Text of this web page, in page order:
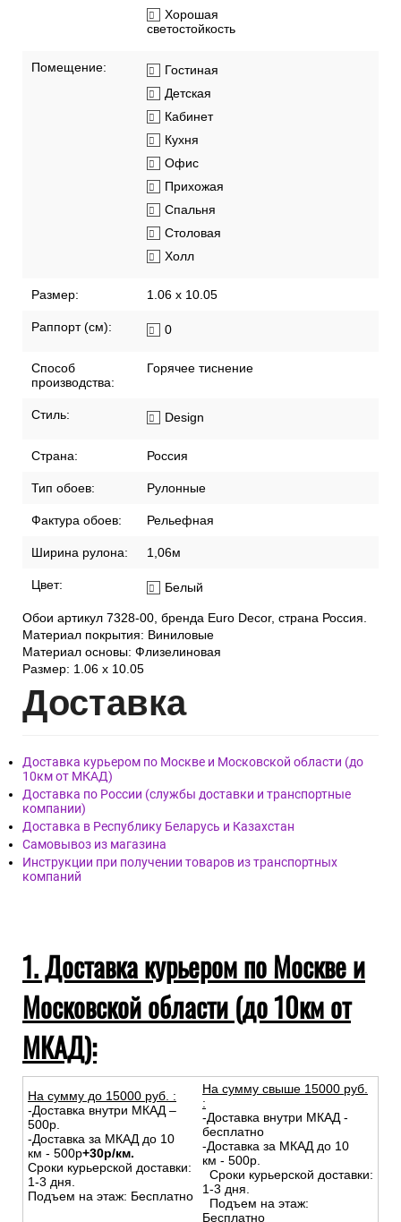
Хорошая
светостойкость
Помещение:
Гостиная
Детская
Кабинет
Кухня
Офис
Прихожая
Спальня
Столовая
Холл
Размер: 1.06 x 10.05
Раппорт (см): 0
Способ
производства:
Горячее тиснение
Стиль: Design
Страна: Россия
Тип обоев: Рулонные
Фактура обоев: Рельефная
Ширина рулона: 1,06м
Цвет: Белый
Обои артикул 7328-00, бренда Euro Decor, страна Россия.
Материал покрытия: Виниловые
Материал основы: Флизелиновая
Размер: 1.06 x 10.05
Доставка
Доставка курьером по Москве и Московской области (до
10км от МКАД)
Доставка по России (службы доставки и транспортные
компании)
Доставка в Республику Беларусь и Казахстан
Самовывоз из магазина
Инструкции при получении товаров из транспортных
компаний
1. Доставка курьером по Москве и
Московской области (до 10км от
МКАД):
На сумму до 15000 руб. :
-Доставка внутри МКАД –
500р.
-Доставка за МКАД до 10
км - 500р+30р/км.
Сроки курьерской доставки:
1-3 дня.
Подъем на этаж: Бесплатно
На сумму свыше 15000 руб.
:
-Доставка внутри МКАД -
бесплатно
-Доставка за МКАД до 10
км - 500р.
Сроки курьерской доставки:
1-3 дня.
Подъем на этаж:
Бесплатно